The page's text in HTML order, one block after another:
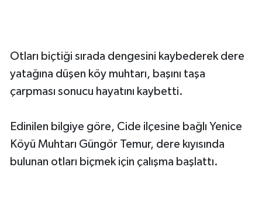
Otları biçtiği sırada dengesini kaybederek dere
yatağına düşen köy muhtarı, başını taşa
çarpması sonucu hayatını kaybetti.
Edinilen bilgiye göre, Cide ilçesine bağlı Yenice
Köyü Muhtarı Güngör Temur, dere kıyısında
bulunan otları biçmek için çalışma başlattı.